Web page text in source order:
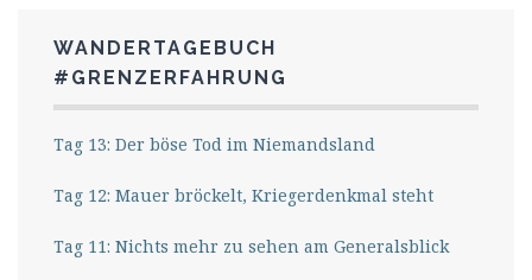
WANDERTAGEBUCH
#GRENZERFAHRUNG
Tag 13: Der böse Tod im Niemandsland
Tag 12: Mauer bröckelt, Kriegerdenkmal steht
Tag 11: Nichts mehr zu sehen am Generalsblick